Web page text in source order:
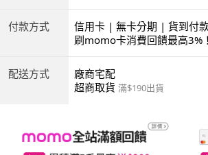
付款方式
信用卡 | 無卡分期 | 貨到付
商付款 | ATM | 銀聯卡
刷momo卡消費回饋最高3%！
配送方式
廠商宅配
超商取貨 滿$190出貨